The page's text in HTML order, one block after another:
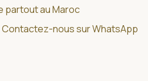
partout au Maroc
Contactez-nous sur WhatsApp